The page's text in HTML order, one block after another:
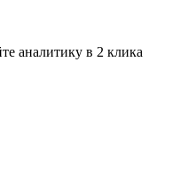
аналитику в 2 клика